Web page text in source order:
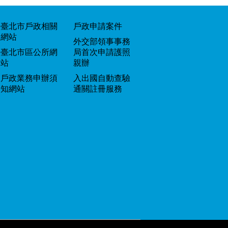
臺北市戶政相關
網站
臺北市區公所網
站
戶政業務申辦須
知網站
戶政申請案件
外交部領事事務
局首次申請護照
親辦
入出國自動查驗
通關註冊服務